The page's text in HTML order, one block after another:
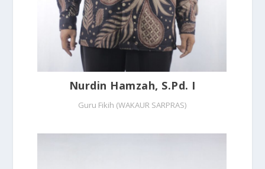
Nurdin Hamzah, S.Pd. I
Guru Fikih (WAKAUR SARPRAS)